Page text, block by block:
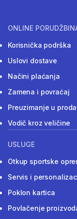
ONLINE
Korisnička podrška
Uslovi dostave
Načini plaćanja
Zamena i povraćaj
Preuzimanje u
Vodič kroz veličine
USLUGE
Otkup sportske
Servis i
Poklon kartica
Povlačenje